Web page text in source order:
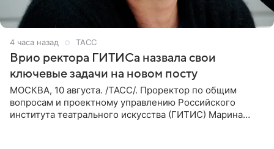
4 часа назад ТАСС
Врио ректора ГИТИСа назвала свои
ключевые задачи на новом посту
МОСКВА, 10 августа. /ТАСС/. Проректор по общим
вопросам и проектному управлению Российского
института театрального искусства (ГИТИС) Марина